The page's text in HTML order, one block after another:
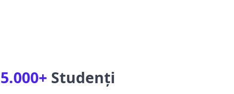
5.000+ Studenți